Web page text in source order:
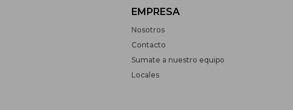
EMPRESA
Nosotros
Contacto
Sumate a nuestro equipo
Locales